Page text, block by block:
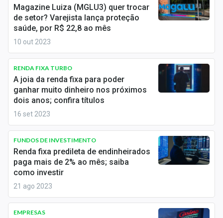
Central de Dividendos
Central de Fundos Imobiliários
Central dos IPOs
Renda Fixa
Finanças Pessoais
Economia
Empresas
Brasil
Política
Magazine Luiza (MGLU3) quer trocar
de setor? Varejista lança proteção
saúde, por R$ 22,8 ao mês
10 out 2023
RENDA FIXA TURBO
A joia da renda fixa para poder
ganhar muito dinheiro nos próximos
dois anos; confira títulos
16 set 2023
FUNDOS DE INVESTIMENTO
Renda fixa predileta de endinheirados
paga mais de 2% ao mês; saiba
como investir
21 ago 2023
EMPRESAS